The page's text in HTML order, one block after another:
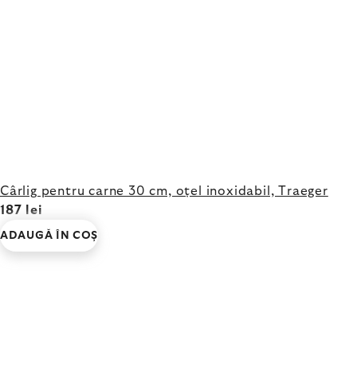
Cârlig pentru carne 30 cm, oțel inoxidabil, Traeger
187 lei
ADAUGĂ ÎN COŞ